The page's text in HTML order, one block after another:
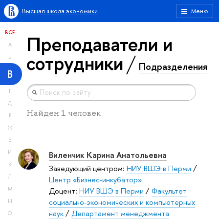
Меню
Высшая школа экономики
ВСЕ
А
Б
В
Г
Д
Е
Ж
З
И
К
Л
М
Н
О
Преподаватели и
сотрудники Подразделения
Найден 1 человек
Виленчик Карина Анатольевна
Заведующий центром: НИУ ВШЭ в Перми /
Центр «Бизнес-инкубатор»
Доцент: НИУ ВШЭ в Перми /Факультет
социально-экономических и компьютерных
наук/Департамент менеджмента